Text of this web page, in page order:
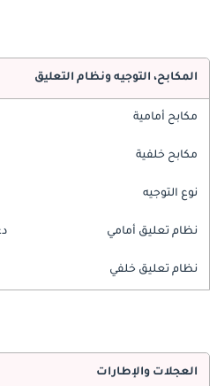
المكابح، التوجيه ونظام التعليق
مكابح أمامية
مكابح خلفية
نوع التوجيه
نظام تعليق أمامي
نظام تعليق خلفي
العجلات والإطارات